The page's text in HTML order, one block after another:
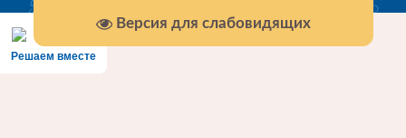
Версия для слабовидящих
Решаем вместе